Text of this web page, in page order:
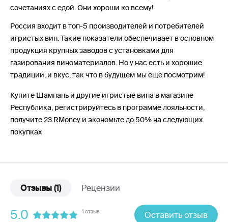
сочетаниях с едой. Они хороши ко всему!
Россия входит в топ-5 производителей и потребителей
игристых вин. Такие показатели обеспечивает в основном
продукция крупных заводов с установками для
газирования виноматериалов. Но у нас есть и хорошие
традиции, и вкус, так что в будущем мы еще посмотрим!
Купите Шампань и другие игристые вина в магазине
Республика, регистрируйтесь в программе лояльности,
получите 23 RMoney и экономьте до 50% на следующих
покупках
Отзывы (1) Рецензии
5.0 1 отзыв Оставить отзыв